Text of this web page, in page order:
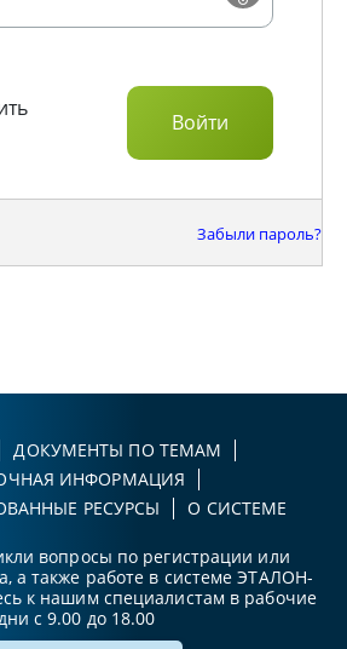
Забыли пароль?
ДОКУМЕНТЫ ПО ТЕМАМ
ИНФОРМАЦИЯ
РЕСУРСЫ
О СИСТЕМЕ
вопросы по регистрации или
а также работе в системе ЭТАЛОН-
к нашим специалистам в рабочие
дни с 9.00 до 18.00